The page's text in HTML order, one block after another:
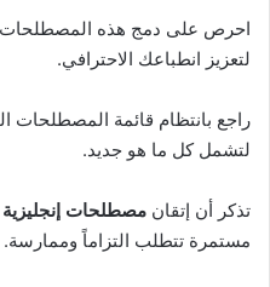
احرص على دمج هذه المصطلحات
لتعزيز انطباعك الاحترافي.
راجع بانتظام قائمة المصطلحات
لتشمل كل ما هو جديد.
تذكر أن إتقان مصطلحات إنجليزية
مستمرة تتطلب التزاماً وممارسة.